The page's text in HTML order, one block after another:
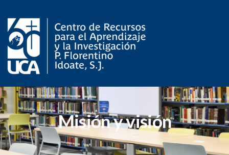
Misión y visión